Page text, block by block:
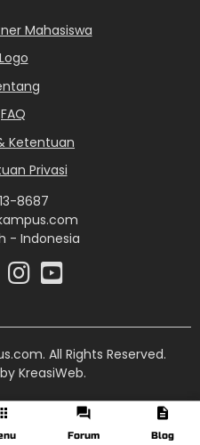
Mahasiswa
Logo
FAQ
Ketentuan
Privasi
8687
- Indonesia
All Rights Reserved.
by KreasiWeb.
Forum Blog